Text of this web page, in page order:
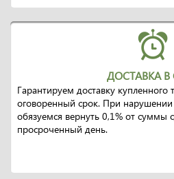
ДОСТАВКА В
Гарантируем доставку купленного
оговоренный срок. При
обязуемся вернуть 0,1% от суммы
просроченный день.